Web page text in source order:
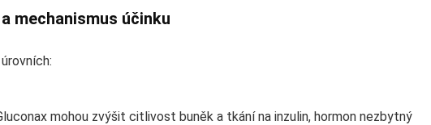
mechanismus účinku
mohou zvýšit citlivost buněk a tkání na inzulin, hormon nezbytný